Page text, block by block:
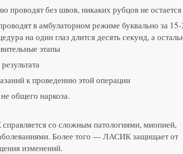
проводят без швов, никаких рубцов не остается
в амбулаторном режиме буквально за
на один глаз длится десять секунд, а
этапы
к проведению этой операции
общего наркоза.
со сложным патологиями, миопией,
Более того — ЛАСИК защищает от
изменений.